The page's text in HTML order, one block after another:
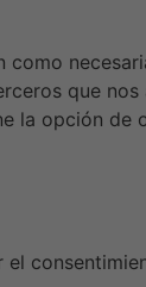
que nos
la opción